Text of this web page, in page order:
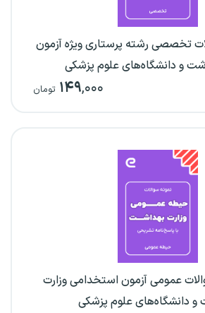
تخصصی رشته پرستاری ویژه آزمون
و دانشگاه‌های علوم پزشکی
۱۴۹,۰۰۰ تومان
عمومی آزمون استخدامی وزارت
و دانشگاه‌های علوم پزشکی